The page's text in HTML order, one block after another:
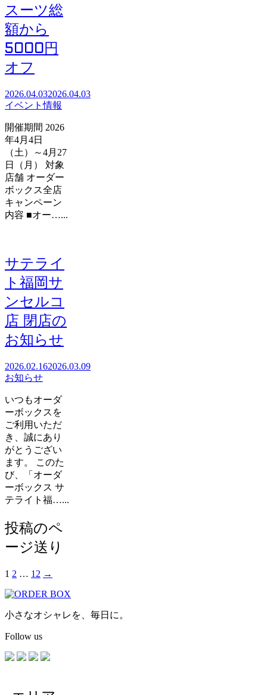
スーツ総
額から
5000円
オフ
2026.04.032026.04.03
イベント情報
開催期間 2026
年4月4日
（土）～4月27
日（月） 対象
店舗 オーダー
ボックス全店
キャンペーン
内容 ■オー…...
サテライ
ト福岡サ
ンセルコ
店 閉店の
お知らせ
2026.02.162026.03.09
お知らせ
いつもオーダ
ーボックスを
ご利用いただ
き、誠にあり
がとうござい
ます。 このた
び、「オーダ
ーボックス サ
テライト福…...
投稿のペ
ージ送り
1 2 … 12 →
小さなオシャレを、毎日に。
Follow us